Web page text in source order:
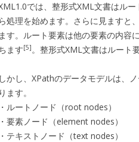
では、整形式XML文書はル
ら処理を始めます。さらに見ますと、
ます。ルート要素は他の要素の内容
ます[5]。整形式XML文書はルート
しかし、XPathのデータモデルは、
ります。
・ルートノード（root nodes）
・要素ノード（element nodes）
・テキストノード（text nodes）